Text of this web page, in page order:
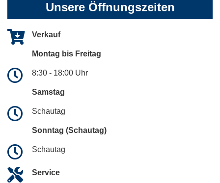
Unsere Öffnungszeiten
Verkauf
Montag bis Freitag
8:30 - 18:00 Uhr
Samstag
Schautag
Sonntag (Schautag)
Schautag
Service